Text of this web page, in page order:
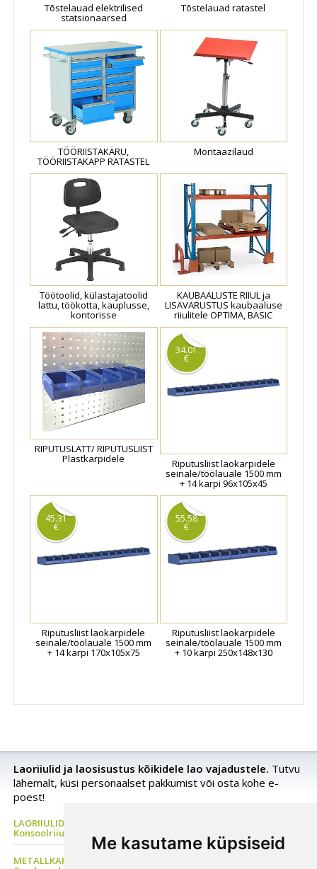
Me kasutame küpsiseid
Tõstelauad elektrilised
statsionaarsed
Tõstelauad ratastel
TÖÖRIISTAKÄRU,
TÖÖRIISTAKAPP RATASTEL
Montaazilaud
Töötoolid, külastajatoolid
lattu, töökotta, kauplusse,
kontorisse
KAUBAALUSTE RIIUL ja
LISAVARUSTUS kaubaaluse
riiulitele OPTIMA, BASIC
RIPUTUSLATT/ RIPUTUSLIIST
Plastkarpidele
34.01
€
Riputusliist laokarpidele
seinale/töölauale 1500 mm
+ 14 karpi 96x105x45
45.31
€
Riputusliist laokarpidele
seinale/töölauale 1500 mm
+ 14 karpi 170x105x75
55.58
€
Riputusliist laokarpidele
seinale/töölauale 1500 mm
+ 10 karpi 250x148x130
Laoriiulid ja laosisustus kõikidele lao vajadustele. Tutvu
lähemalt, küsi personaalset pakkumist või osta kohe e-
poest!
LAORIIULID Metallriiul, Kaubaaluste riiul, Rehviriiul,
Konsoolriiul, Korrusladu
METALLKAPP Metallist Riidekapp, Kontorikapp,